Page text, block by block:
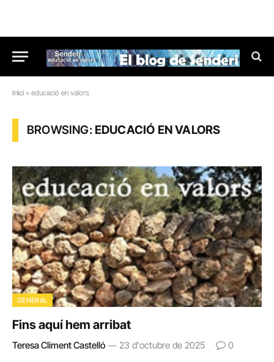
Inici » educació en valors
BROWSING:EDUCACIÓ EN VALORS
GENERAL
Fins aquí hem arribat
Teresa Climent Castelló 23 d'octubre de 2025 0